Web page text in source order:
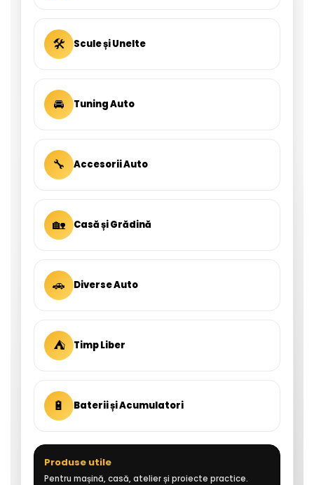
🛠 Scule și Unelte
🚘 Tuning Auto
🔧 Accesorii Auto
🏡 Casă și Grădină
🚗 Diverse Auto
⛺ Timp Liber
🔋 Baterii și Acumulatori
Produse utile
Pentru mașină, casă, atelier și proiecte practice.